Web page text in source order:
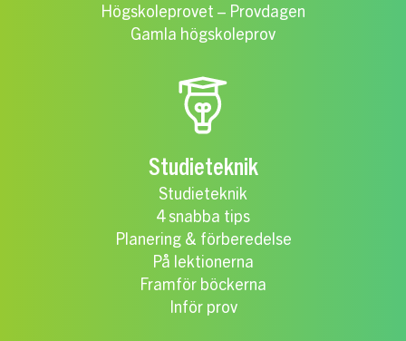
Högskoleprovet – Provdagen
Gamla högskoleprov
Studieteknik
Studieteknik
4 snabba tips
Planering & förberedelse
På lektionerna
Framför böckerna
Inför prov